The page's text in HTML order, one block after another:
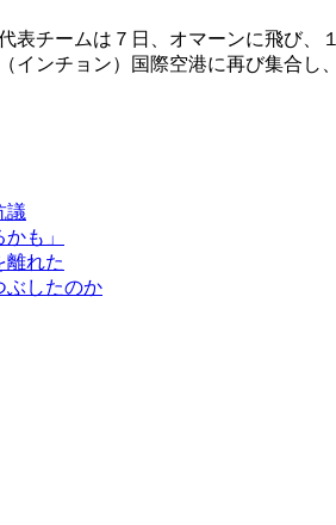
チームは７日、オマーンに飛び
ンチョン）国際空港に再び集合し
議
も」
離れた
ぶしたのか